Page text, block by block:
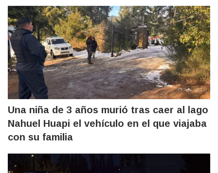
Una niña de 3 años murió tras caer al lago
Nahuel Huapi el vehículo en el que viajaba
con su familia